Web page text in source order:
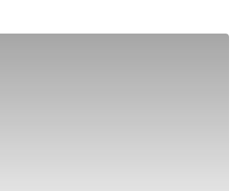
嚐當季新鮮蔬果，健康無負擔
理位置優越，位於沖繩中部宜野灣市，